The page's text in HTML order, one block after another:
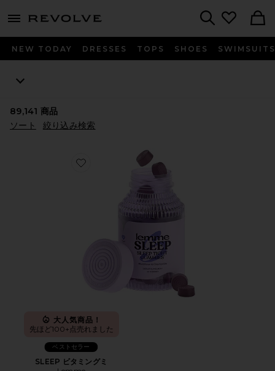
menu - shows more content
NEW TODAY DRESSES TOPS SHOES SWIMSUITS
89,141 商品
ソート
絞り込み検索
Favorite SLEEP ビタミングミ
大人気商品！
先ほど100+点売れました
ベストセラー
SLEEP ビタミングミ